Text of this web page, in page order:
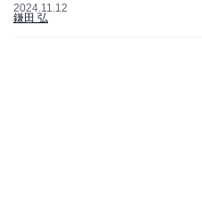
2024.11.12
鎌田 弘